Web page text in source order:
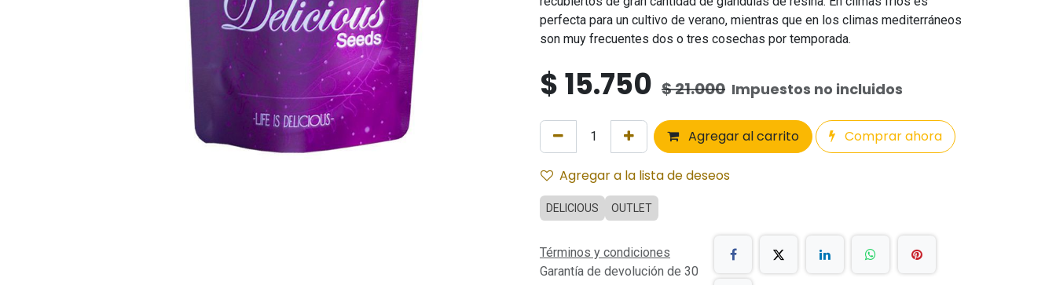
perfecta para un cultivo de verano, mientras que en los climas mediterráneos
son muy frecuentes dos o tres cosechas por temporada.
$15.750 $21.000 Impuestos no incluidos
Agregar al carrito Comprar ahora
Agregar a la lista de deseos
DELICIOUS OUTLET
Términos y condiciones
Garantía de devolución de 30